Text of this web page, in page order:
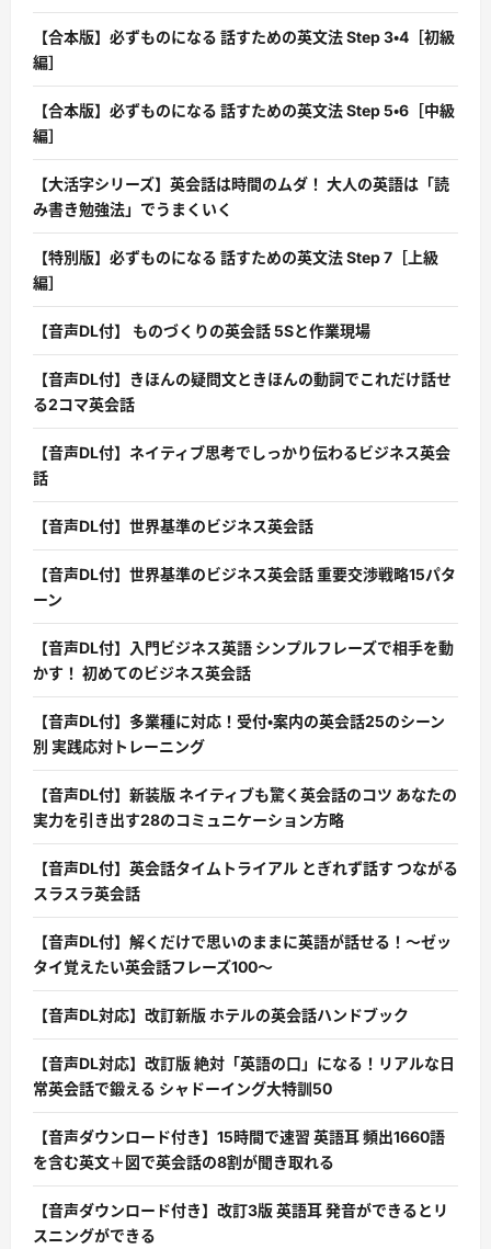
【合本版】必ずものになる 話すための英文法 Step 3・4［初級
編］
【合本版】必ずものになる 話すための英文法 Step 5・6［中級
編］
【大活字シリーズ】英会話は時間のムダ！ 大人の英語は「読
み書き勉強法」でうまくいく
【特別版】必ずものになる 話すための英文法 Step 7［上級
編］
【音声DL付】 ものづくりの英会話 5Sと作業現場
【音声DL付】きほんの疑問文ときほんの動詞でこれだけ話せ
る2コマ英会話
【音声DL付】ネイティブ思考でしっかり伝わるビジネス英会
話
【音声DL付】世界基準のビジネス英会話
【音声DL付】世界基準のビジネス英会話 重要交渉戦略15パタ
ーン
【音声DL付】入門ビジネス英語 シンプルフレーズで相手を動
かす！ 初めてのビジネス英会話
【音声DL付】多業種に対応！受付・案内の英会話25のシーン
別 実践応対トレーニング
【音声DL付】新装版 ネイティブも驚く英会話のコツ あなたの
実力を引き出す28のコミュニケーション方略
【音声DL付】英会話タイムトライアル とぎれず話す つながる
スラスラ英会話
【音声DL付】解くだけで思いのままに英語が話せる！〜ゼッ
タイ覚えたい英会話フレーズ100〜
【音声DL対応】改訂新版 ホテルの英会話ハンドブック
【音声DL対応】改訂版 絶対「英語の口」になる！リアルな日
常英会話で鍛える シャドーイング大特訓50
【音声ダウンロード付き】15時間で速習 英語耳 頻出1660語
を含む英文＋図で英会話の8割が聞き取れる
【音声ダウンロード付き】改訂3版 英語耳 発音ができるとリ
スニングができる